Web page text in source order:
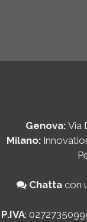
Genova: Via
Milano:
Chatta con
P.IVA: